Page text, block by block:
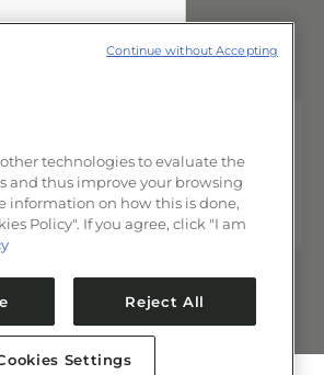
technologies to evaluate the
and thus improve your browsing
information on how this is done,
Policy". If you agree, click "I am
Reject All
Settings
Continue without Accepting